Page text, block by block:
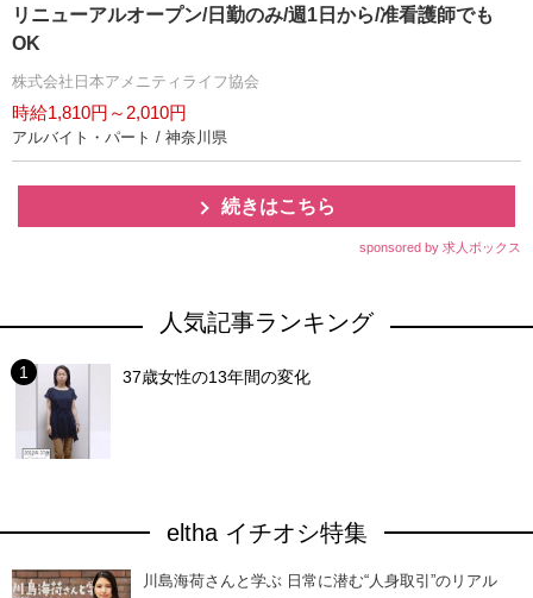
リニューアルオープン/日勤のみ/週1日から/准看護師でも
OK
株式会社日本アメニティライフ協会
時給1,810円～2,010円
アルバイト・パート / 神奈川県
続きはこちら
sponsored by 求人ボックス
人気記事ランキング
37歳女性の13年間の変化
eltha イチオシ特集
川島海荷さんと学ぶ 日常に潜む“人身取引”のリアル